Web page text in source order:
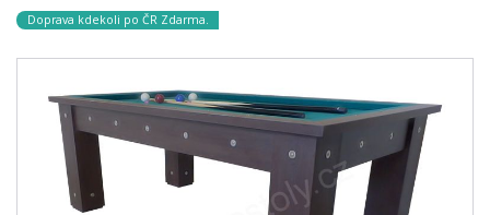
Doprava kdekoli po ČR Zdarma.